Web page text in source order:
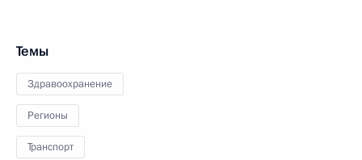
Темы
Здравоохранение
Регионы
Транспорт